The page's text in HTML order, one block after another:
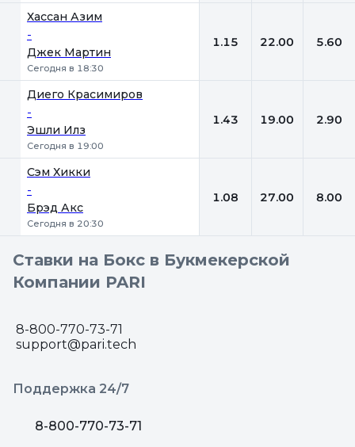
Хассан Азим
-
Джек Мартин
Сегодня в 18:30
1.15 22.00 5.60
Диего Красимиров
-
Эшли Илз
Сегодня в 19:00
1.43 19.00 2.90
Сэм Хикки
-
Брэд Акс
Сегодня в 20:30
1.08 27.00 8.00
Ставки на Бокс в Букмекерской
Компании PARI
8-800-770-73-71
support@pari.tech
Поддержка 24/7
8-800-770-73-71